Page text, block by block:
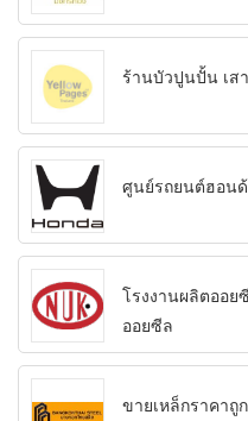
ร้านบัวปูนปั้น เ
ศูนย์รถยนต์ฮอน
โรงงานผลิตออย
ออยซีล
ขายเหล็กราคาถู